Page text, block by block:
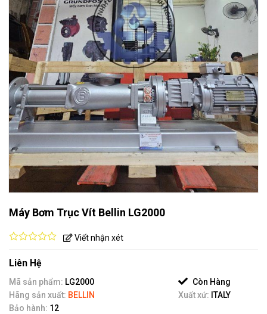
Máy Bơm Trục Vít Bellin LG2000
out
of
5
Viết nhận xét
Liên Hệ
Mã sản phẩm: LG2000
Còn Hàng
Hãng sản xuất: BELLIN Xuất xứ: ITALY
Bảo hành: 12